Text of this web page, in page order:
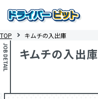
TOP キムチの入出庫
JOB DETAIL キムチの入出庫